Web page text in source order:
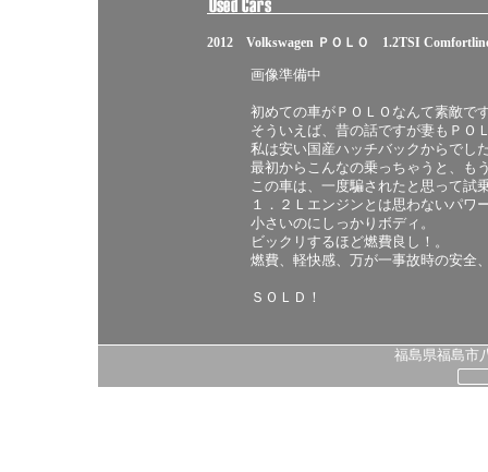
2012 Volkswagen ＰＯＬＯ 1.2TSI
画像準備中
初めての車がＰＯＬＯなんて素敵で
そういえば、昔の話ですが妻もＰＯ
私は安い国産ハッチバックからでし
最初からこんなの乗っちゃうと、も
この車は、一度騙されたと思って試
１．２Ｌエンジンとは思わないパワ
小さいのにしっかりボディ。
ビックリするほど燃費良し！。
燃費、軽快感、万が一事故時の安全
ＳＯＬＤ！
福島県福島市